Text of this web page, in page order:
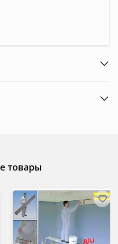
товары